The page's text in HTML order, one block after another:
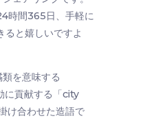
時間365日、手軽に
ると嬉しいですよ
を意味する
に貢献する「city
合わせた造語で